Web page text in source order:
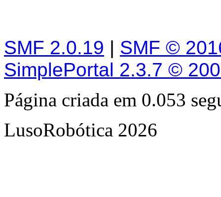
SMF 2.0.19 | SMF ©
SimplePortal 2.3.7 ©
Página criada em 0.053
LusoRobótica 2026